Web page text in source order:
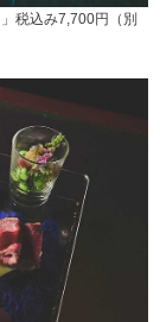
税込み7,700円（別